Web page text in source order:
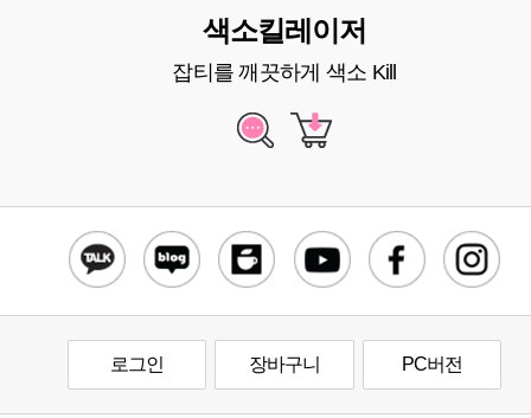
색소킬레이저
잡티를 깨끗하게 색소 Kill
로그인 장바구니 PC버전